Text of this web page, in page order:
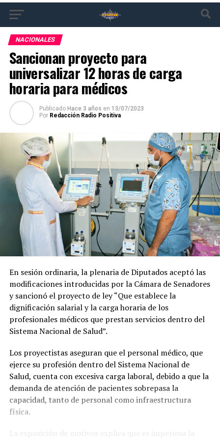
NACIONALES
Sancionan proyecto para
universalizar 12 horas de carga
horaria para médicos
Publicado Hace 3 años en 13/07/2023
Por Redacción Radio Positiva
En sesión ordinaria, la plenaria de Diputados aceptó las
modificaciones introducidas por la Cámara de Senadores
y sancionó el proyecto de ley “Que establece la
dignificación salarial y la carga horaria de los
profesionales médicos que prestan servicios dentro del
Sistema Nacional de Salud”.
Los proyectistas aseguran que el personal médico, que
ejerce su profesión dentro del Sistema Nacional de
Salud, cuenta con excesiva carga laboral, debido a que la
demanda de atención de pacientes sobrepasa la
capacidad, tanto de personal como infraestructura
física.